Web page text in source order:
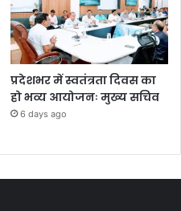
प्रदेशभर में स्वतंत्रता दिवस का
हो भव्य आयोजनः मुख्य सचिव
6 days ago